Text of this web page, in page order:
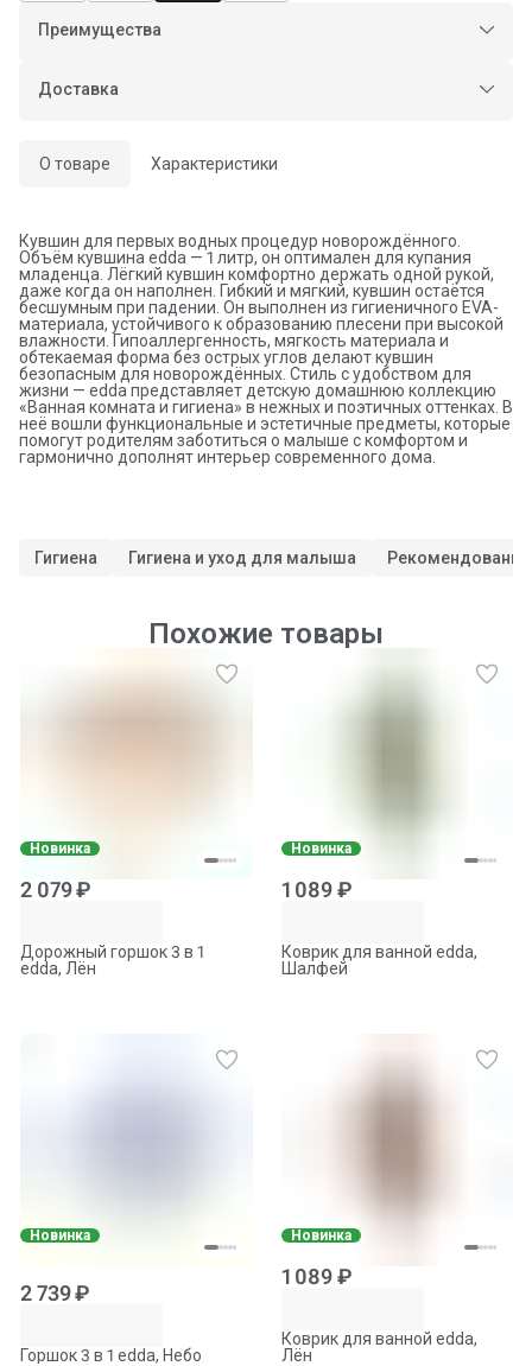
Преимущества
Оплата частями в Сплит
Оплата — картой или СБП
Доставка
О товаре Характеристики
Кувшин для первых водных процедур новорождённого.
Объём кувшина edda — 1 литр, он оптимален для купания
младенца. Лёгкий кувшин комфортно держать одной рукой,
даже когда он наполнен. Гибкий и мягкий, кувшин остаётся
бесшумным при падении. Он выполнен из гигиеничного EVA-
материала, устойчивого к образованию плесени при высокой
влажности. Гипоаллергенность, мягкость материала и
обтекаемая форма без острых углов делают кувшин
безопасным для новорождённых. Стиль с удобством для
жизни — edda представляет детскую домашнюю коллекцию
«Ванная комната и гигиена» в нежных и поэтичных оттенках. В
неё вошли функциональные и эстетичные предметы, которые
помогут родителям заботиться о малыше с комфортом и
гармонично дополнят интерьер современного дома.
Гигиена Гигиена и уход для малыша
Похожие товары
Новинка
2 079 ₽
Дорожный горшок 3 в 1
edda, Лён
Новинка
1 089 ₽
Коврик для ванной edda,
Шалфей
Новинка
2 739 ₽
Горшок 3 в 1 edda, Небо
Новинка
1 089 ₽
Коврик для ванной edda,
Лён